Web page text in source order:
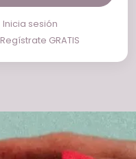
Inicia sesión
Regístrate GRATIS